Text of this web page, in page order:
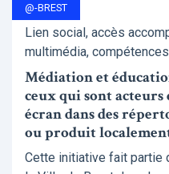
@-BREST
Lien social, accès
multimédia,
Médiation et
ceux qui sont acteurs
écran dans des
ou produit
Cette initiative fait partie